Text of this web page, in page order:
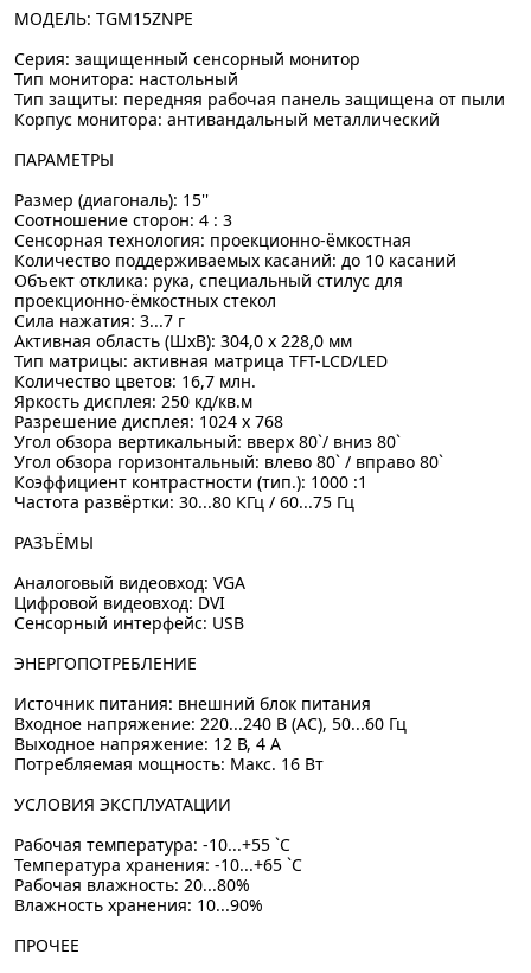
МОДЕЛЬ: TGM15ZNPE
Серия: защищенный сенсорный монитор
Тип монитора: настольный
Тип защиты: передняя рабочая панель защищена от пыли
Корпус монитора: антивандальный металлический
ПАРАМЕТРЫ
Размер (диагональ): 15''
Соотношение сторон: 4 : 3
Сенсорная технология: проекционно-ёмкостная
Количество поддерживаемых касаний: до 10 касаний
Объект отклика: рука, специальный стилус для
проекционно-ёмкостных стекол
Сила нажатия: 3...7 г
Активная область (ШxВ): 304,0 x 228,0 мм
Тип матрицы: активная матрица TFT-LCD/LED
Количество цветов: 16,7 млн.
Яркость дисплея: 250 кд/кв.м
Разрешение дисплея: 1024 x 768
Угол обзора вертикальный: вверх 80`/ вниз 80`
Угол обзора горизонтальный: влево 80` / вправо 80`
Коэффициент контрастности (тип.): 1000 :1
Частота развёртки: 30...80 КГц / 60...75 Гц
РАЗЪЁМЫ
Аналоговый видеовход: VGA
Цифровой видеовход: DVI
Сенсорный интерфейс: USB
ЭНЕРГОПОТРЕБЛЕНИЕ
Источник питания: внешний блок питания
Входное напряжение: 220...240 В (AC), 50...60 Гц
Выходное напряжение: 12 В, 4 А
Потребляемая мощность: Макс. 16 Вт
УСЛОВИЯ ЭКСПЛУАТАЦИИ
Рабочая температура: -10...+55 `C
Температура хранения: -10...+65 `C
Рабочая влажность: 20...80%
Влажность хранения: 10...90%
ПРОЧЕЕ